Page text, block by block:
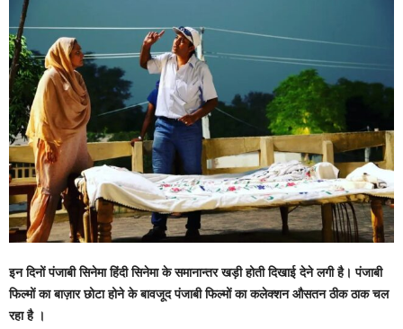
इन दिनों पंजाबी सिनेमा हिंदी सिनेमा के समानान्तर खड़ी होती दिखाई देने लगी है। पंजाबी
फिल्मों का बाज़ार छोटा होने के बावजूद पंजाबी फिल्मों का कलेक्शन औसतन ठीक ठाक चल
रहा है ।